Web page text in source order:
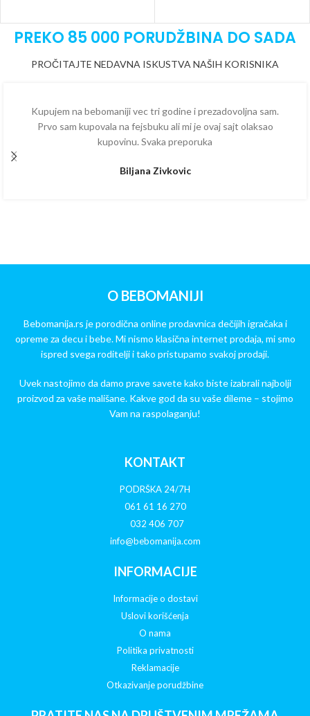
PREKO 85 000 PORUDŽBINA DO SADA
PROČITAJTE NEDAVNA ISKUSTVA NAŠIH KORISNIKA
Kupujem na bebomaniji vec tri godine i prezadovoljna sam.
Prvo sam kupovala na fejsbuku ali mi je ovaj sajt olaksao
kupovinu. Svaka preporuka
Biljana Zivkovic
O BEBOMANIJI
Bebomanija.rs je porodična online prodavnica dečijih igračaka i
opreme za decu i bebe. Mi nismo klasična internet prodaja, mi smo
ispred svega roditelji i tako pristupamo svakoj prodaji.
Uvek nastojimo da damo prave savete kako biste izabrali najbolji
proizvod za vaše mališane. Kakve god da su vaše dileme – stojimo
Vam na raspolaganju!
KONTAKT
PODRŠKA 24/7H
061 61 16 270
032 406 707
info@bebomanija.com
INFORMACIJE
Informacije o dostavi
Uslovi korišćenja
O nama
Politika privatnosti
Reklamacije
Otkazivanje porudžbine